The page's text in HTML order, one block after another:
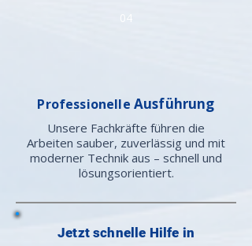
04
Professionelle Ausführung
Unsere Fachkräfte führen die
Arbeiten sauber, zuverlässig und mit
moderner Technik aus – schnell und
lösungsorientiert.
Jetzt schnelle Hilfe in